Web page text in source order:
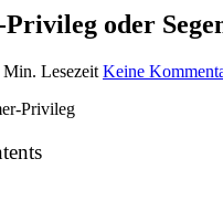
oder
Min. Lesezeit Keine